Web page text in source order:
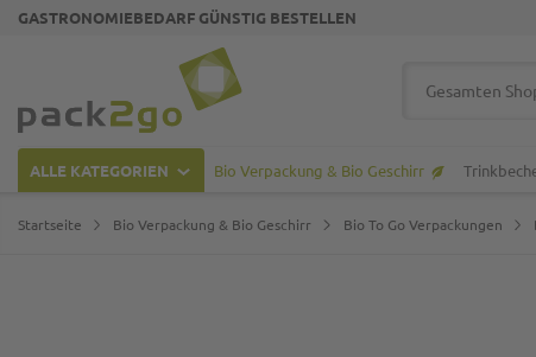
GASTRONOMIEBEDARF GÜNSTIG BESTELLEN
ALLE KATEGORIEN Bio Verpackung & Bio Geschirr
Startseite Bio Verpackung & Bio Geschirr Bio To Go Verpackungen